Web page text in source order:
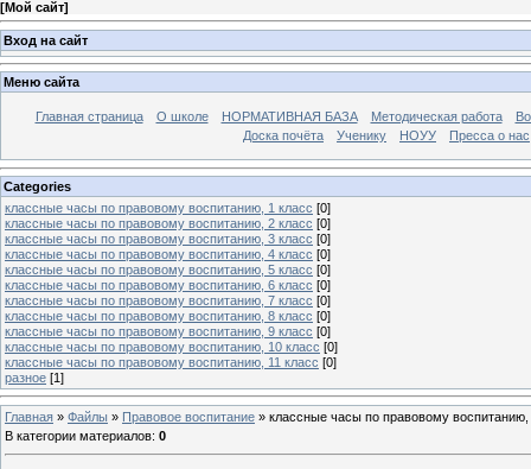
[Мой сайт]
Вход на сайт
Меню сайта
Главная страница О школе НОРМАТИВНАЯ БАЗА Методическая работа
Доска почёта
Ученику НОУУ Пресса о нас
Categories
классные часы по правовому воспитанию, 1 класс [0]
классные часы по правовому воспитанию, 2 класс [0]
классные часы по правовому воспитанию, 3 класс [0]
классные часы по правовому воспитанию, 4 класс [0]
классные часы по правовому воспитанию, 5 класс [0]
классные часы по правовому воспитанию, 6 класс [0]
классные часы по правовому воспитанию, 7 класс [0]
классные часы по правовому воспитанию, 8 класс [0]
классные часы по правовому воспитанию, 9 класс [0]
классные часы по правовому воспитанию, 10 класс [0]
классные часы по правовому воспитанию, 11 класс [0]
разное [1]
Главная » Файлы » Правовое воспитание » классные часы по правовому воспитанию,
В категории материалов: 0